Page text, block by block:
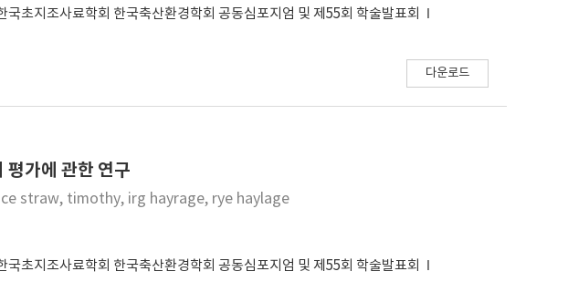
국초지조사료학회 한국축산환경학회 공동심포지엄 및 제55회 학술발표회
다운로드
가에 관한 연구
straw, timothy, irg hayrage, rye haylage
국초지조사료학회 한국축산환경학회 공동심포지엄 및 제55회 학술발표회